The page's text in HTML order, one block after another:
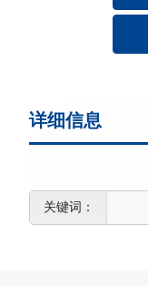
详细信息